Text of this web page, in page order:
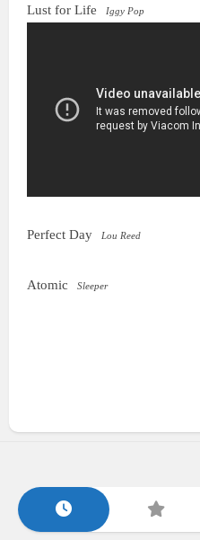
Lust for Life Iggy Pop
Perfect Day Lou Reed
Atomic Sleeper